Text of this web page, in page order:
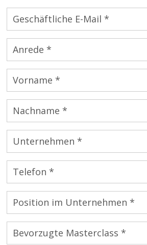
Geschäftliche E-Mail *
Anrede *
Vorname *
Nachname *
Unternehmen *
Telefon *
Position im Unternehmen *
Bevorzugte Masterclass *